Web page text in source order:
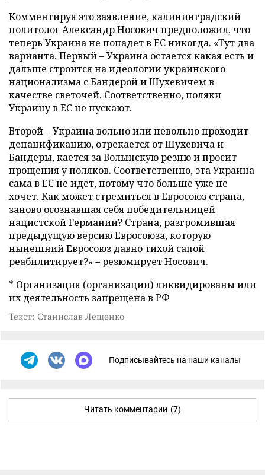
Комментируя это заявление, калининградский
политолог Александр Носович предположил, что
теперь Украина не попадет в ЕС никогда. «Тут два
варианта. Первый – Украина остается какая есть и
дальше строится на идеологии украинского
национализма с Бандерой и Шухевичем в
качестве светочей. Соответственно, поляки
Украину в ЕС не пускают.
Второй – Украина вольно или невольно проходит
денацификацию, отрекается от Шухевича и
Бандеры, кается за Волынскую резню и просит
прощения у поляков. Соответственно, эта Украина
сама в ЕС не идет, потому что больше уже не
хочет. Как может стремиться в Евросоюз страна,
заново осознавшая себя победительницей
нацистской Германии? Страна, разгромившая
предыдущую версию Евросоюза, которую
нынешний Евросоюз давно тихой сапой
реабилитирует?» – резюмирует Носович.
* Организация (организации) ликвидированы или
их деятельность запрещена в РФ
Текст: Станислав Лещенко
Подписывайтесь на наши каналы
Читать комментарии (7)